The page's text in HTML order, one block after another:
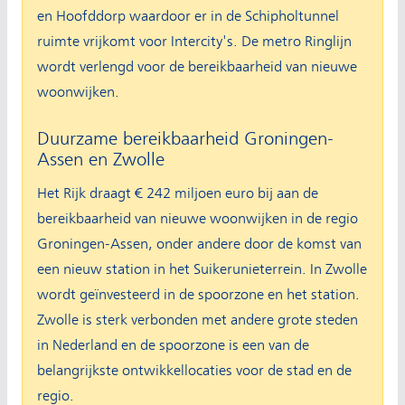
en Hoofddorp waardoor er in de Schipholtunnel
ruimte vrijkomt voor Intercity's. De metro Ringlijn
wordt verlengd voor de bereikbaarheid van nieuwe
woonwijken.
Duurzame bereikbaarheid Groningen-
Assen en Zwolle
Het Rijk draagt € 242 miljoen euro bij aan de
bereikbaarheid van nieuwe woonwijken in de regio
Groningen-Assen, onder andere door de komst van
een nieuw station in het Suikerunieterrein. In Zwolle
wordt geïnvesteerd in de spoorzone en het station.
Zwolle is sterk verbonden met andere grote steden
in Nederland en de spoorzone is een van de
belangrijkste ontwikkellocaties voor de stad en de
regio.